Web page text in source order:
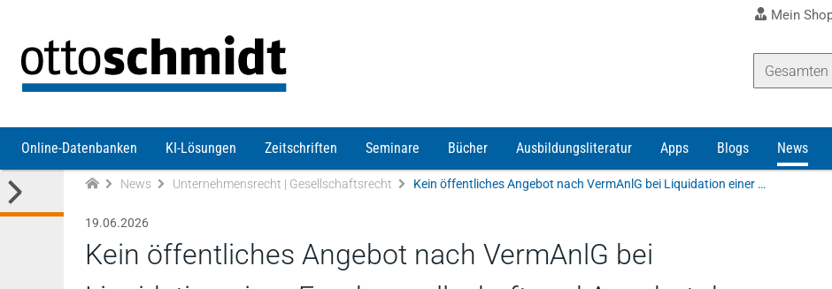
Mein
Online-Datenbanken KI-Lösungen Zeitschriften Seminare Bücher Ausbildungsliteratur Apps Blogs News
News Unternehmensrecht | Gesellschaftsrecht Kein öffentliches Angebot nach VermAnlG bei Liquidation einer Fondsgesellschaft und Angebot der Übertragung der Teilgenussrechte
19.06.2026
Kein öffentliches Angebot nach VermAnlG bei